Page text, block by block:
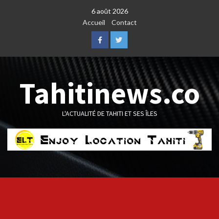
6 août 2026
Accueil
Contact
FacebookTwitter
Tahitinews.co
L'ACTUALITÉ DE TAHITI ET SES ÎLES